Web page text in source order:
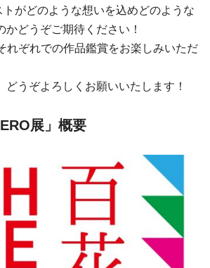
がどのような想いを込めどのような
かどうぞご期待ください！
れぞれでの作品鑑賞をお楽しみいただ
どうぞよろしくお願いいたします！
展」概要